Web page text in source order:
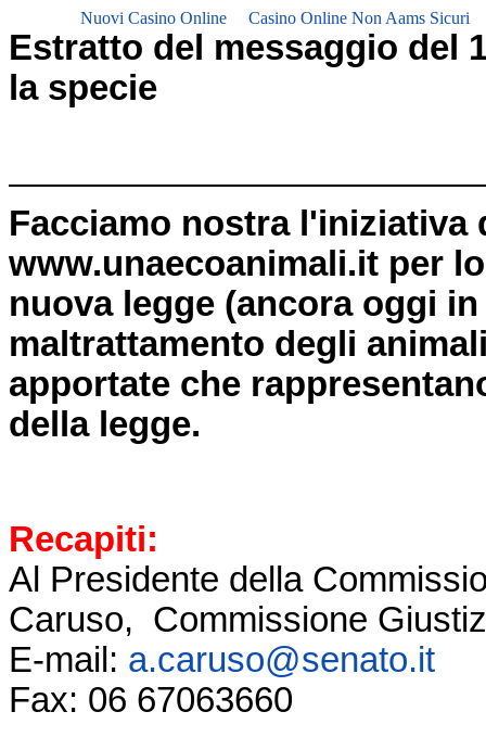
Nuovi Casino Online Casino Online Non Aams Sicuri
Estratto del messaggio del
la specie
Facciamo nostra l'iniziativa
www.unaecoanimali.it per
nuova legge (ancora oggi
maltrattamento degli
apportate che
della legge.
Recapiti:
Al Presidente della
Caruso, Commissione
E-mail: a.caruso@senato.it
Fax: 06 67063660